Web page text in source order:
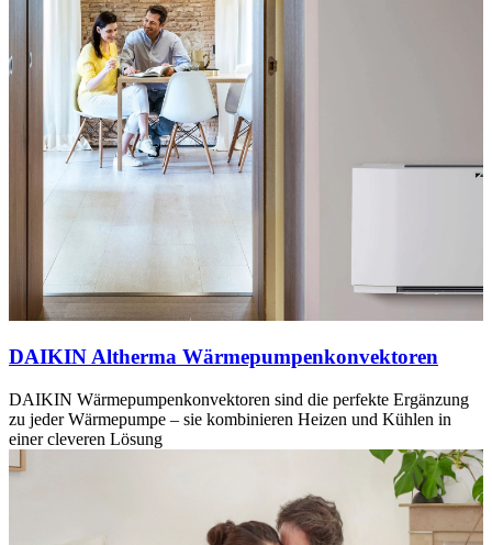
DAIKIN Altherma Wärmepumpenkonvektoren
DAIKIN Wärmepumpenkonvektoren sind die perfekte Ergänzung
zu jeder Wärmepumpe – sie kombinieren Heizen und Kühlen in
einer cleveren Lösung